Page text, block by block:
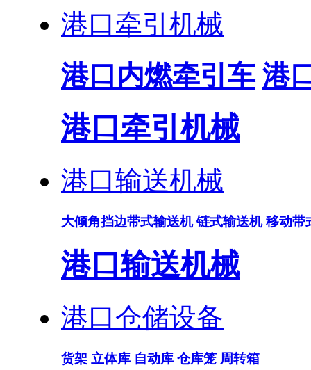
港口牵引机械
港口内燃牵引车 港
港口牵引机械
港口输送机械
大倾角挡边带式输送机 链式输送机 移动带
港口输送机械
港口仓储设备
货架 立体库 自动库 仓库笼 周转箱